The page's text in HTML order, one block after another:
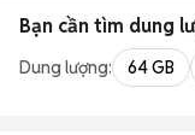
Bạn cần tìm dung
Dung lượng: 64 GB